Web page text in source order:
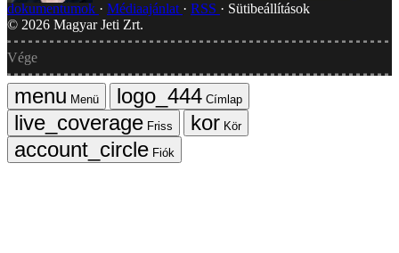
dokumentumok
Médiaajánlat RSS
Sütibeállítások
© 2026 Magyar Jeti Zrt.
Vége
Menü
Címlap
Friss
Kör
Fiók